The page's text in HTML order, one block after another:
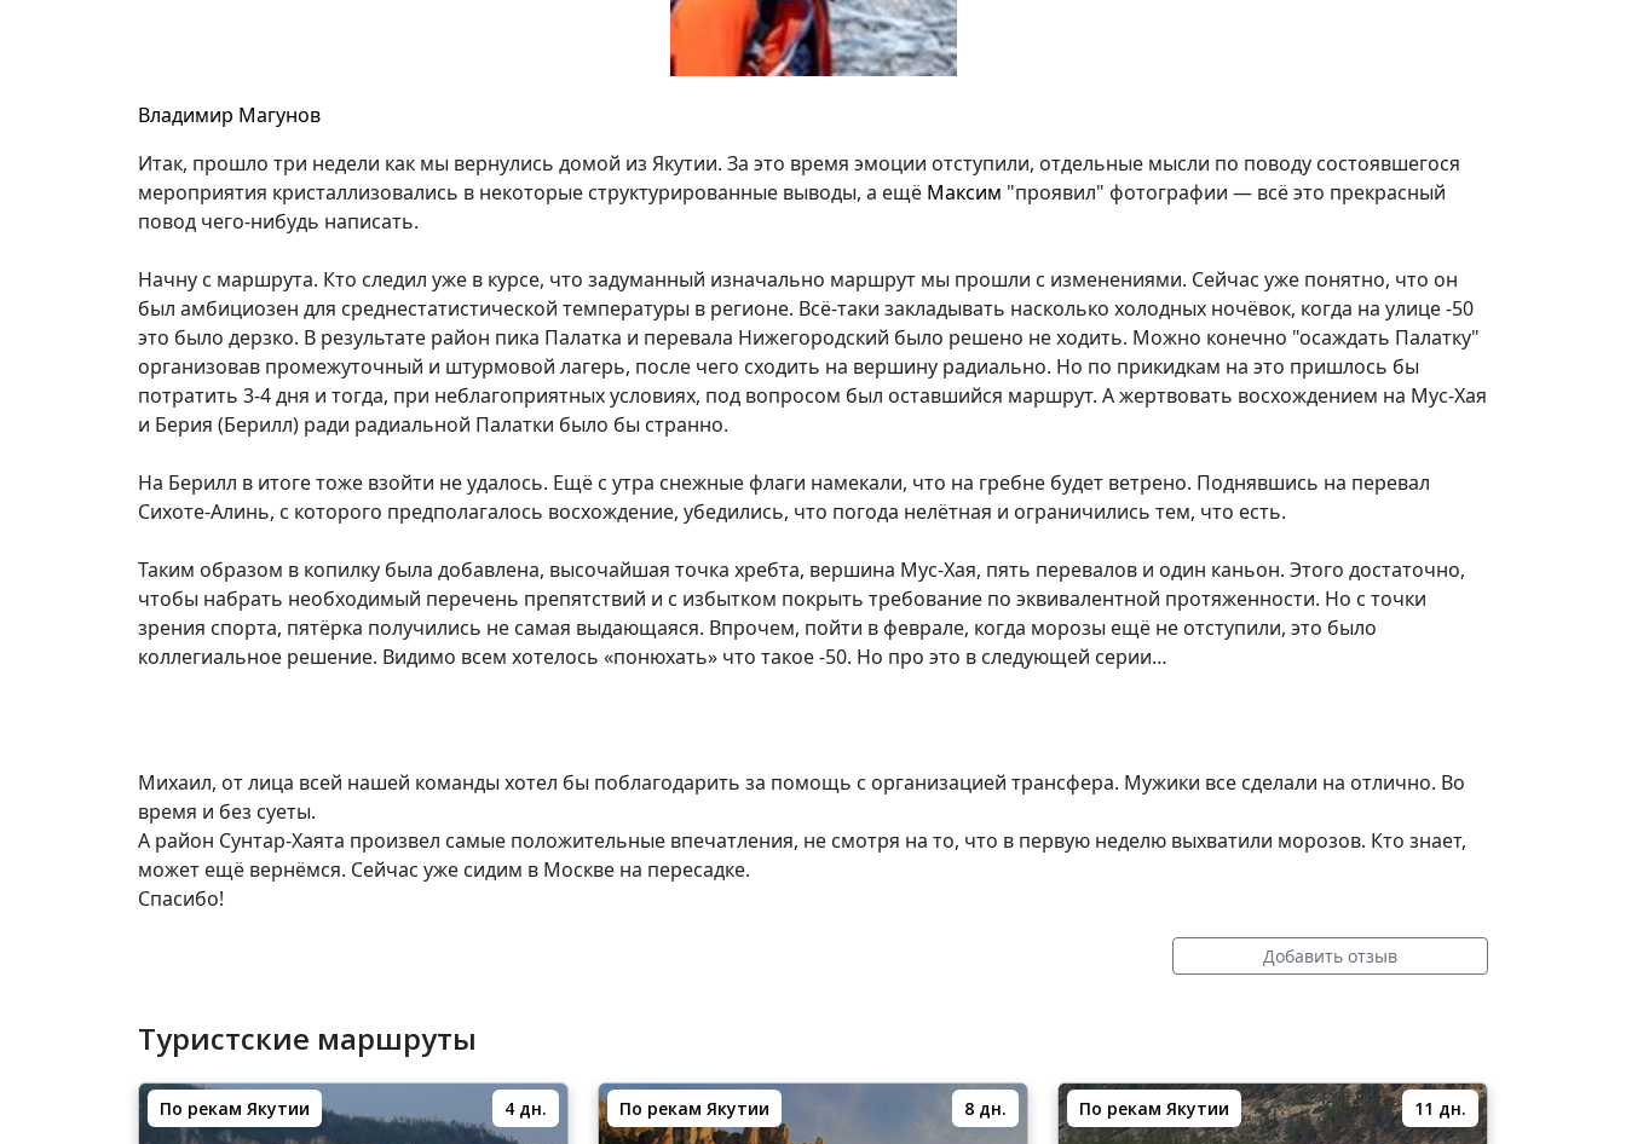
Владимир Магунов
Итак, прошло три недели как мы вернулись домой из Якутии. За это время эмоции отступили, отдельные мысли по поводу состоявшегося
мероприятия кристаллизовались в некоторые структурированные выводы, а ещё Максим "проявил" фотографии — всё это прекрасный
повод чего-нибудь написать.
Начну с маршрута. Кто следил уже в курсе, что задуманный изначально маршрут мы прошли с изменениями. Сейчас уже понятно, что он
был амбициозен для среднестатистической температуры в регионе. Всё-таки закладывать насколько холодных ночёвок, когда на улице -50
это было дерзко. В результате район пика Палатка и перевала Нижегородский было решено не ходить. Можно конечно "осаждать Палатку"
организовав промежуточный и штурмовой лагерь, после чего сходить на вершину радиально. Но по прикидкам на это пришлось бы
потратить 3-4 дня и тогда, при неблагоприятных условиях, под вопросом был оставшийся маршрут. А жертвовать восхождением на Мус-Хая
и Берия (Берилл) ради радиальной Палатки было бы странно.
На Берилл в итоге тоже взойти не удалось. Ещё с утра снежные флаги намекали, что на гребне будет ветрено. Поднявшись на перевал
Сихоте-Алинь, с которого предполагалось восхождение, убедились, что погода нелётная и ограничились тем, что есть.
Таким образом в копилку была добавлена, высочайшая точка хребта, вершина Мус-Хая, пять перевалов и один каньон. Этого достаточно,
чтобы набрать необходимый перечень препятствий и с избытком покрыть требование по эквивалентной протяженности. Но с точки
зрения спорта, пятёрка получились не самая выдающаяся. Впрочем, пойти в феврале, когда морозы ещё не отступили, это было
коллегиальное решение. Видимо всем хотелось «понюхать» что такое -50. Но про это в следующей серии…
Михаил, от лица всей нашей команды хотел бы поблагодарить за помощь с организацией трансфера. Мужики все сделали на отлично. Во
время и без суеты.
А район Сунтар-Хаята произвел самые положительные впечатления, не смотря на то, что в первую неделю выхватили морозов. Кто знает,
может ещё вернёмся. Сейчас уже сидим в Москве на пересадке.
Спасибо!
Добавить отзыв
Туристские маршруты
По рекам Якутии 4 дн. По рекам Якутии 8 дн. По рекам Якутии 11 дн.